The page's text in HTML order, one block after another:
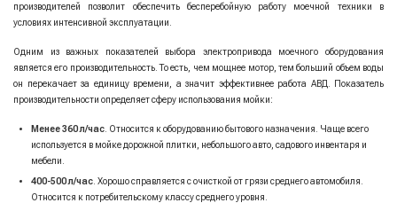
производителей позволит обеспечить бесперебойную работу моечной техники в
условиях интенсивной эксплуатации.
Одним из важных показателей выбора электропривода моечного оборудования
является его производительность. То есть, чем мощнее мотор, тем больший объем воды
он перекачает за единицу времени, а значит эффективнее работа АВД. Показатель
производительности определяет сферу использования мойки:
Менее 360 л/час . Относится к оборудованию бытового назначения. Чаще всего
используется в мойке дорожной плитки, небольшого авто, садового инвентаря и
мебели.
400-500 л/час . Хорошо справляется с очисткой от грязи среднего автомобиля.
Относится к потребительскому классу среднего уровня.